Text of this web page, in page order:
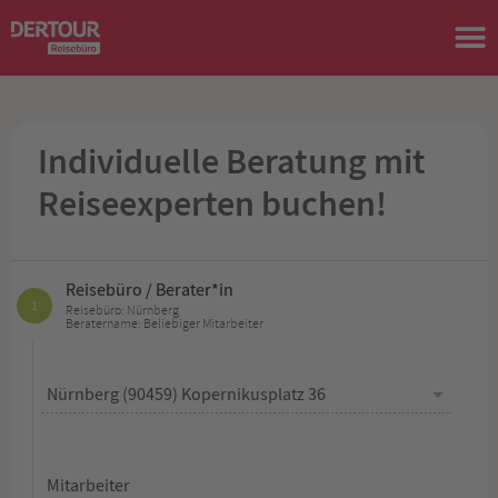
Individuelle Beratung mit
Reiseexperten buchen!
1
Reisebüro / Berater*in
Reisebüro: Nürnberg
Beratername: Beliebiger Mitarbeiter
Mitarbeiter